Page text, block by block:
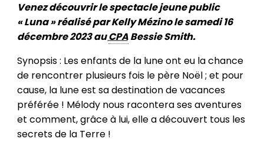
Venez découvrir le spectacle jeune public
« Luna » réalisé par Kelly Mézino le samedi 16
décembre 2023 auCPABessie Smith.
Synopsis : Les enfants de la lune ont eu la chance
de rencontrer plusieurs fois le père Noël ; et pour
cause, la lune est sa destination de vacances
préférée ! Mélody nous racontera ses aventures
et comment, grâce à lui, elle a découvert tous les
secrets de la Terre !